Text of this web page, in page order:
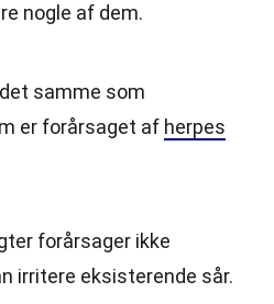
nogle af dem.
samme som
er forårsaget af herpes
forårsager ikke
irritere eksisterende sår.